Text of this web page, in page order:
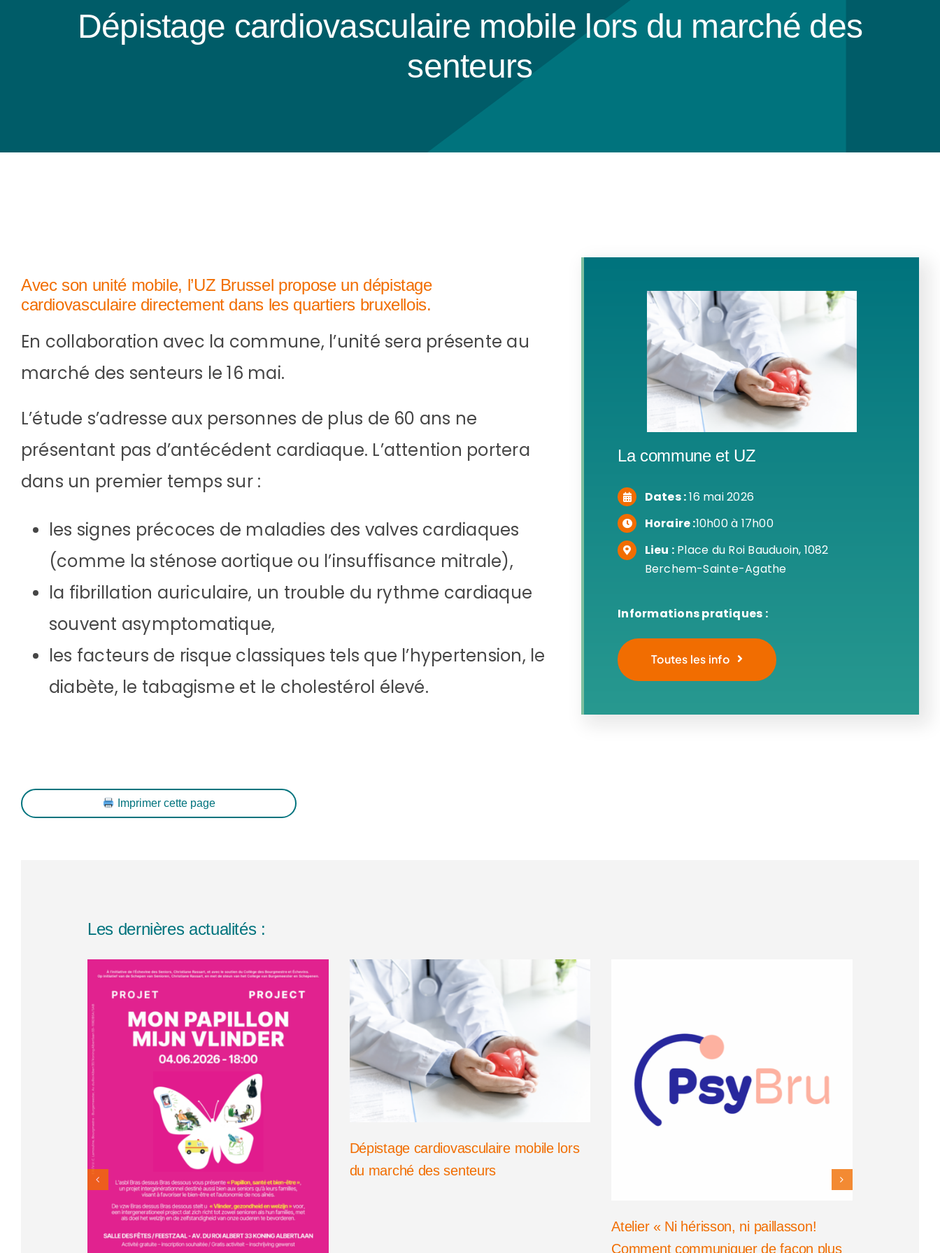
Dépistage cardiovasculaire mobile lors du marché des
senteurs
Avec son unité mobile, l’UZ Brussel propose un dépistage
cardiovasculaire directement dans les quartiers bruxellois.
En collaboration avec la commune, l’unité sera présente au
marché des senteurs le 16 mai.
L’étude s’adresse aux personnes de plus de 60 ans ne
présentant pas d’antécédent cardiaque. L’attention portera
dans un premier temps sur :
les signes précoces de maladies des valves cardiaques
(comme la sténose aortique ou l’insuffisance mitrale),
la fibrillation auriculaire, un trouble du rythme cardiaque
souvent asymptomatique,
les facteurs de risque classiques tels que l’hypertension, le
diabète, le tabagisme et le cholestérol élevé.
La commune et UZ
Dates :16 mai 2026
Horaire :10h00 à 17h00
Lieu : Place du Roi Bauduoin, 1082
Berchem-Sainte-Agathe
Informations pratiques :
Toutes les info
Imprimer cette page
Les dernières actualités :
Dépistage cardiovasculaire mobile lors
du marché des senteurs
Atelier « Ni hérisson, ni paillasson!
Comment communiquer de façon plus